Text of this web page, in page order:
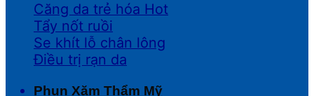
Căng da trẻ hóa
Tẩy nốt ruồi
Se khít lỗ chân lông
Điều trị rạn da
Phun Xăm Thẩm Mỹ